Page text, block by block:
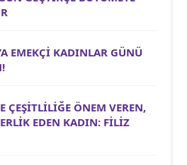
EMEKÇİ KADINLAR GÜNÜ
ÇEŞİTLİLİĞE ÖNEM VEREN,
EDEN KADIN: FİLİZ